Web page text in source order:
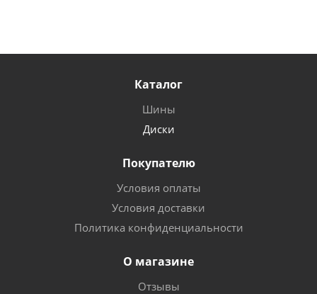
Каталог
Шины
Диски
Покупателю
Условия оплаты
Условия доставки
Политика конфиденциальности
О магазине
Отзывы